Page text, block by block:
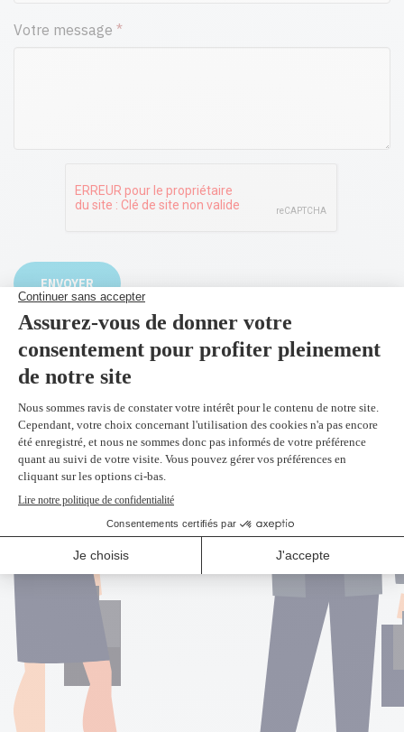
Votre message *